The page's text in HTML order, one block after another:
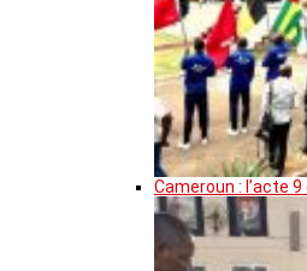
Cameroun : l’acte 9